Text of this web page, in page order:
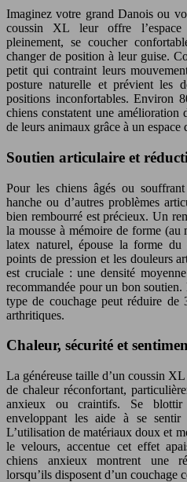
Imaginez votre grand Danois ou
coussin XL leur offre l’espace
pleinement, se coucher
changer de position à leur guise.
petit qui contraint leurs
posture naturelle et prévient les
positions inconfortables. Environ
chiens constatent une
de leurs animaux grâce à un espace
Soutien articulaire et
Pour les chiens âgés ou
hanche ou d’autres problèmes
bien rembourré est précieux. Un
la mousse à mémoire de forme (au
latex naturel, épouse la forme du
points de pression et les douleurs
est cruciale : une densité
recommandée pour un bon
type de couchage peut réduire de
arthritiques.
Chaleur, sécurité et
La généreuse taille d’un coussin
de chaleur réconfortant,
anxieux ou craintifs. Se
enveloppant les aide à se
L’utilisation de matériaux doux et
le velours, accentue cet effet
chiens anxieux montrent une
lorsqu’ils disposent d’un couchage